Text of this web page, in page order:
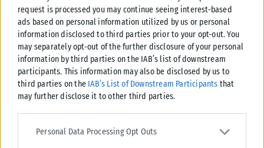
request is processed you may continue seeing interest-based
ads based on personal information utilized by us or personal
information disclosed to third parties prior to your opt-out. You
may separately opt-out of the further disclosure of your personal
information by third parties on the IAB’s list of downstream
participants. This information may also be disclosed by us to
third parties on the IAB’s List of Downstream Participants that
may further disclose it to other third parties.
Please note that this website/app uses one or more Google
services and may gather and store information including but not
Personal Data Processing Opt Outs
LIFESTYLE
Επέστρεψε στο Happy Day η Τίνα Μεσσαροπούλου: Ο
Γιώργος ζούσε 13 χρόνια στο κόκκινο δίπλα στον
Πρωθυπουργό (video)
Η Τίνα Μεσσαροπούλου, μετά το εξιτήριο που έλαβε ο σύζυγός της
Γιώργος Μυλωνάκης επέστρεψε στο πλατό του Happy Day. Ο...
ΑΝΑΡΤΉΘΗΚΕ ΑΠΌ ΕΛΕΆΝΑ ΖΑΜΠΆΡΑ 15/06/2026